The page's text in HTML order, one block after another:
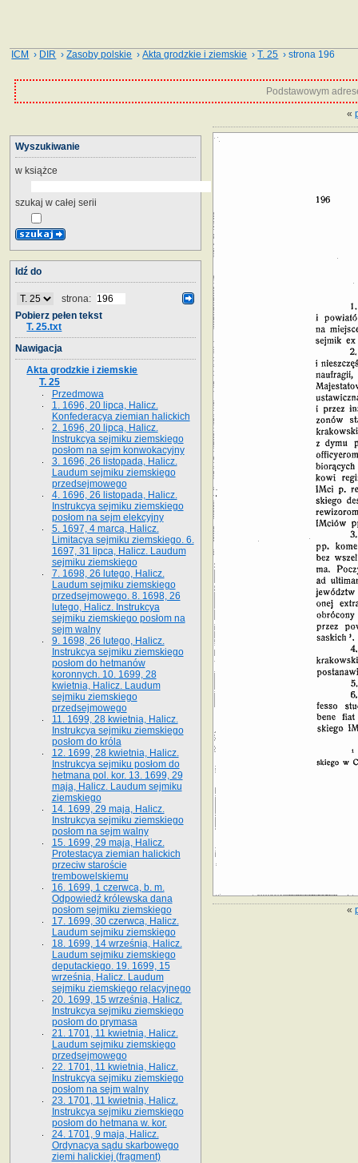
ICM › DIR ›Zasoby polskie ›Akta grodzkie i ziemskie ›T. 25 › strona 196
Podstawowym
«
«
Wyszukiwanie
w książce
szukaj w całej serii
Idź do
strona:
Pobierz pełen tekst
T. 25.txt
Nawigacja
Akta grodzkie i ziemskie
T. 25
Przedmowa
1. 1696, 20 lipca, Halicz.
Konfederacya ziemian halickich
2. 1696, 20 lipca, Halicz.
Instrukcya sejmiku ziemskiego
posłom na sejm konwokacyjny
3. 1696, 26 listopada, Halicz.
Laudum sejmiku ziemskiego
przedsejmowego
4. 1696, 26 listopada, Halicz.
Instrukcya sejmiku ziemskiego
posłom na sejm elekcyjny
5. 1697, 4 marca, Halicz.
Limitacya sejmiku ziemskiego. 6.
1697, 31 lipca, Halicz. Laudum
sejmiku ziemskiego
7. 1698, 26 lutego, Halicz.
Laudum sejmiku ziemskiego
przedsejmowego. 8. 1698, 26
lutego, Halicz. Instrukcya
sejmiku ziemskiego posłom na
sejm walny
9. 1698, 26 lutego, Halicz.
Instrukcya sejmiku ziemskiego
posłom do hetmanów
koronnych. 10. 1699, 28
kwietnia, Halicz. Laudum
sejmiku ziemskiego
przedsejmowego
11. 1699, 28 kwietnia, Halicz.
Instrukcya sejmiku ziemskiego
posłom do króla
12. 1699, 28 kwietnia, Halicz.
Instrukcya sejmiku posłom do
hetmana pol. kor. 13. 1699, 29
maja, Halicz. Laudum sejmiku
ziemskiego
14. 1699, 29 maja, Halicz.
Instrukcya sejmiku ziemskiego
posłom na sejm walny
15. 1699, 29 maja, Halicz.
Protestacya ziemian halickich
przeciw staroście
trembowelskiemu
16. 1699, 1 czerwca, b. m.
Odpowiedź królewska dana
posłom sejmiku ziemskiego
17. 1699, 30 czerwca, Halicz.
Laudum sejmiku ziemskiego
18. 1699, 14 września, Halicz.
Laudum sejmiku ziemskiego
deputackiego. 19. 1699, 15
września, Halicz. Laudum
sejmiku ziemskiego relacyjnego
20. 1699, 15 września, Halicz.
Instrukcya sejmiku ziemskiego
posłom do prymasa
21. 1701, 11 kwietnia, Halicz.
Laudum sejmiku ziemskiego
przedsejmowego
22. 1701, 11 kwietnia, Halicz.
Instrukcya sejmiku ziemskiego
posłom na sejm walny
23. 1701, 11 kwietnia, Halicz.
Instrukcya sejmiku ziemskiego
posłom do hetmana w. kor.
24. 1701, 9 maja, Halicz.
Ordynacya sądu skarbowego
ziemi halickiej (fragment)